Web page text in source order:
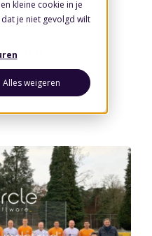
kleine cookie in je
je niet gevolgd wilt
Alles weigeren
, op 9